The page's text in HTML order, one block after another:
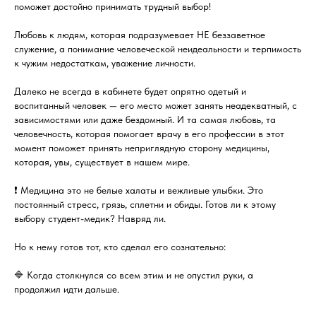
поможет достойно принимать трудный выбор!
Любовь к людям, которая подразумевает НЕ беззаветное
служение, а понимание человеческой неидеальности и терпимость
к чужим недостаткам, уважение личности.
Далеко не всегда в кабинете будет опрятно одетый и
воспитанный человек — его место может занять неадекватный, с
зависимостями или даже бездомный. И та самая любовь, та
человечность, которая помогает врачу в его профессии в этот
момент поможет принять неприглядную сторону медицины,
которая, увы, существует в нашем мире.
❗ Медицина это не белые халаты и вежливые улыбки. Это
постоянный стресс, грязь, сплетни и обиды. Готов ли к этому
выбору студент-медик? Навряд ли.
Но к нему готов тот, кто сделал его сознательно:
🔷 Когда столкнулся со всем этим и не опустил руки, а
продолжил идти дальше.